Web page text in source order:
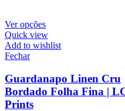
Ver opções
Quick view
Add to wishlist
Fechar
Guardanapo Linen Cru
Bordado Folha Fina |
Prints